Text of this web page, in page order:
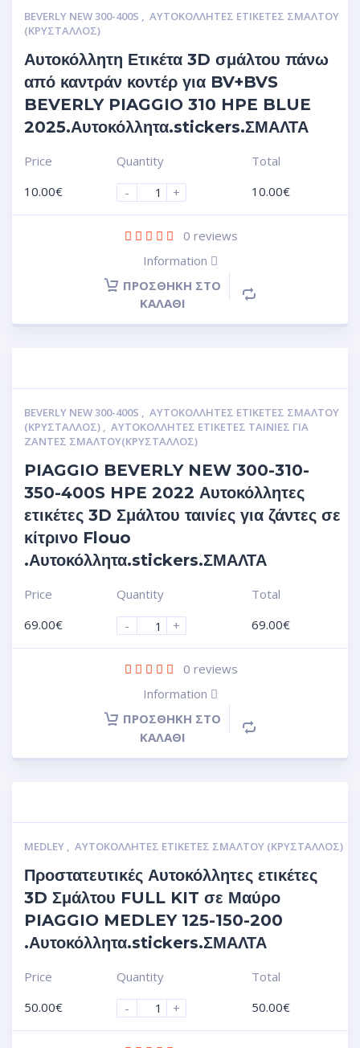
BEVERLY NEW 300-400S , ΑΥΤΟΚΌΛΛΗΤΕΣ ΕΤΙΚΈΤΕΣ ΣΜΆΛΤΟΥ
(ΚΡΥΣΤΑΛΛΟΣ)
Αυτοκόλλητη Ετικέτα 3D σμάλτου πάνω
από καντράν κοντέρ για BV+BVS
BEVERLY PIAGGIO 310 HPE BLUE
2025.Αυτοκόλλητα.stickers.ΣΜΑΛΤΑ
Price
10.00€
Quantity
-
+
Total
10.00€
0 reviews
Information
ΠΡΟΣΘΉΚΗ ΣΤΟ
ΚΑΛΆΘΙ
BEVERLY NEW 300-400S , ΑΥΤΟΚΌΛΛΗΤΕΣ ΕΤΙΚΈΤΕΣ ΣΜΆΛΤΟΥ
(ΚΡΥΣΤΑΛΛΟΣ) , ΑΥΤΟΚΌΛΛΗΤΕΣ ΕΤΙΚΈΤΕΣ ΤΑΙΝΊΕΣ ΓΙΑ
ΖΆΝΤΕΣ ΣΜΆΛΤΟΥ(ΚΡΎΣΤΑΛΛΟΣ)
PIAGGIO BEVERLY NEW 300-310-
350-400S HPE 2022 Αυτοκόλλητες
ετικέτες 3D Σμάλτου ταινίες για ζάντες σε
κίτρινο Flouo
.Αυτοκόλλητα.stickers.ΣΜΑΛΤΑ
Price
69.00€
Quantity
-
+
Total
69.00€
0 reviews
Information
ΠΡΟΣΘΉΚΗ ΣΤΟ
ΚΑΛΆΘΙ
MEDLEY , ΑΥΤΟΚΌΛΛΗΤΕΣ ΕΤΙΚΈΤΕΣ ΣΜΆΛΤΟΥ (ΚΡΥΣΤΑΛΛΟΣ)
Προστατευτικές Αυτοκόλλητες ετικέτες
3D Σμάλτου FULL KIT σε Μαύρο
PIAGGIO MEDLEY 125-150-200
.Αυτοκόλλητα.stickers.ΣΜΑΛΤΑ
Price
50.00€
Quantity
-
+
Total
50.00€